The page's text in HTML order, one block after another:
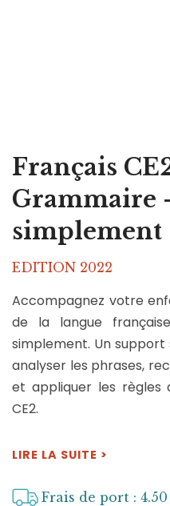
Français
Grammaire
simplement
EDITION 2022
Accompagnez votre
de la langue
simplement. Un
analyser les phrases,
et appliquer les règles
CE2.
LIRE LA SUITE >
Frais de port :